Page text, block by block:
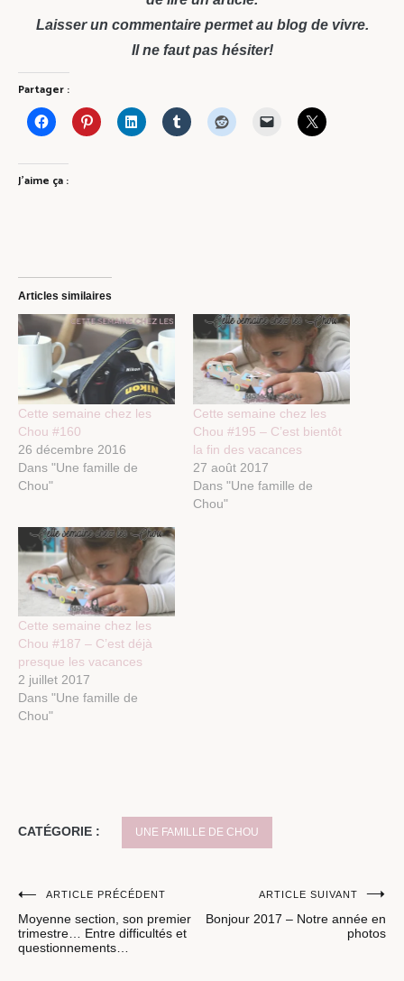
Laisser un commentaire permet au blog de vivre.
Il ne faut pas hésiter!
Partager :
J’aime ça :
Articles similaires
Cette semaine chez les
Chou #160
26 décembre 2016
Dans "Une famille de
Chou"
Cette semaine chez les
Chou #195 – C’est bientôt
la fin des vacances
27 août 2017
Dans "Une famille de
Chou"
Cette semaine chez les
Chou #187 – C’est déjà
presque les vacances
2 juillet 2017
Dans "Une famille de
Chou"
CATÉGORIE : UNE FAMILLE DE CHOU
Navigation
de
ARTICLE PRÉCÉDENT
Moyenne section, son premier
trimestre… Entre difficultés et
questionnements…
ARTICLE SUIVANT
Bonjour 2017 – Notre année en
photos